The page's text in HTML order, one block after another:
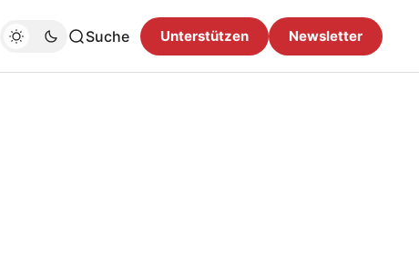
Suche Unterstützen Newsletter